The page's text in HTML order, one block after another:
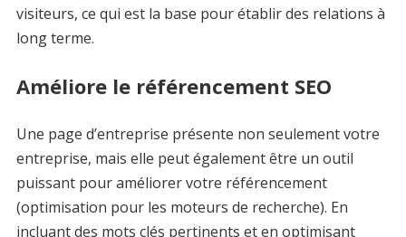
visiteurs, ce qui est la base pour établir des relations à
long terme.
Améliore le référencement SEO
Une page d’entreprise présente non seulement votre
entreprise, mais elle peut également être un outil
puissant pour améliorer votre référencement
(optimisation pour les moteurs de recherche). En
incluant des mots clés pertinents et en optimisant